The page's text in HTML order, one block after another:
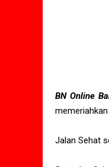
BN Online
Jalan Sehat